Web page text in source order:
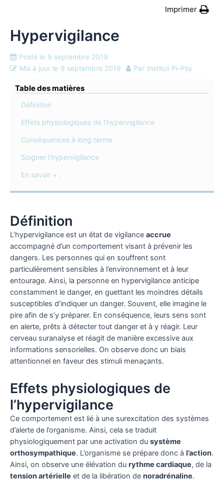
Imprimer
Hypervigilance
Posté le 9 septembre 2019
Mis à jour le 9 septembre 2019 Par Institut Pi-Psy
Table des matières
Définition
Effets physiologiques de l’hypervigilance
Conséquences à long terme
Soigner l’hypervigilance
En savoir + :
Définition
L’hypervigilance est un état de vigilance accrue
accompagné d’un comportement visant à prévenir les
dangers. Les personnes qui en souffrent sont
particulièrement sensibles à l’environnement et à leur
entourage. Ainsi, la personne en hypervigilance anticipe
constamment le danger, en guettant les moindres détails
susceptibles d’indiquer un danger. Souvent, elle imagine le
pire afin de s’y préparer. En conséquence, leurs sens sont
en alerte, prêts à détecter tout danger et à y réagir. Leur
cerveau suranalyse et réagit de manière excessive aux
informations sensorielles. On observe donc un biais
attentionnel en faveur des stimuli menaçants.
Effets physiologiques de
l’hypervigilance
Ce comportement est lié à une surexcitation des systèmes
d’alerte de l’organisme. Ainsi, cela se traduit
physiologiquement par une activation du système
orthosympathique. L’organisme se prépare donc à l’action.
Ainsi, on observe une élévation du rythme cardiaque, de la
tension artérielle et de la libération de noradrénaline.